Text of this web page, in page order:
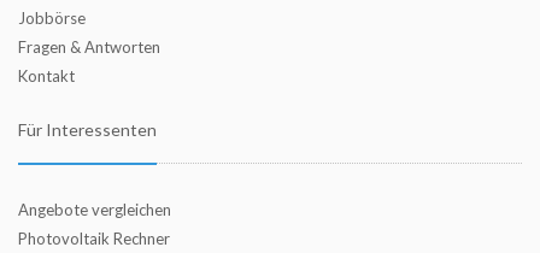
Jobbörse
Fragen & Antworten
Kontakt
Für Interessenten
Angebote vergleichen
Photovoltaik Rechner